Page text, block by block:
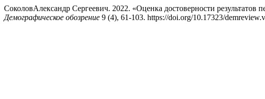
СоколовАлександр Сергеевич. 2022. «Оценка достоверности результатов
Демографическое обозрение 9 (4), 61-103. https://doi.org/10.17323/